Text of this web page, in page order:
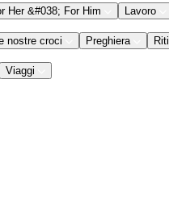
Her &#038; For Him Lavoro
nostre croci Preghiera Riti
Viaggi